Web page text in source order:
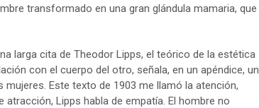
transformado en una gran glándula mamaria, que
larga cita de Theodor Lipps, el teórico de la estética
con el cuerpo del otro, señala, en un apéndice, un
Este texto de 1903 me llamó la atención,
Lipps habla de empatía. El hombre no